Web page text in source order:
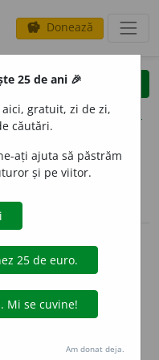
savings Donează
clear
opțiuni
(14)
declinări
compilate de
filadefiniții.
pe pagina de
25 de ani 🎉
gratuit, zi de zi,
căutări.
ați ajuta să păstrăm
și pe viitor.
Am donat deja.